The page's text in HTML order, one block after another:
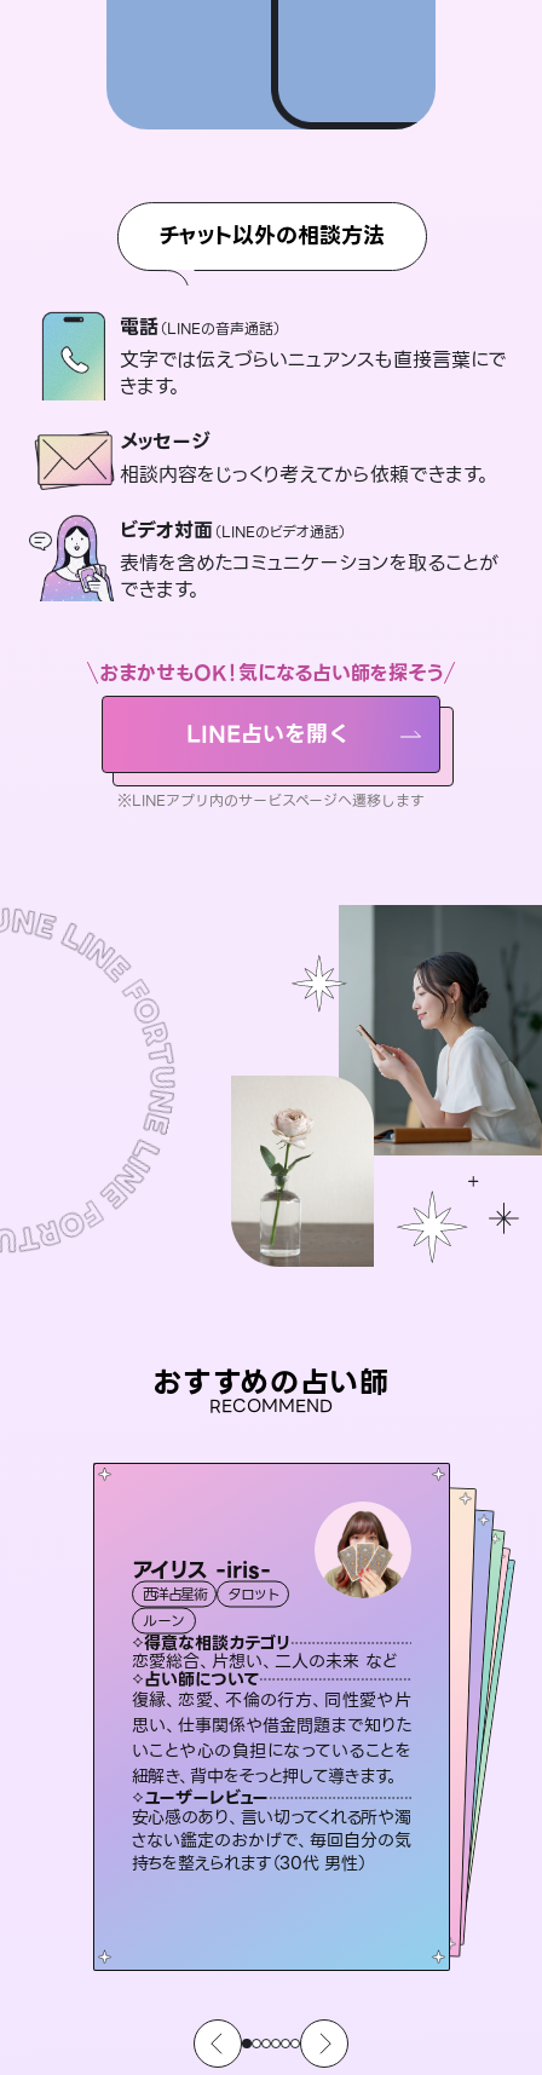
チャット以外の相談方法
電話（LINEの音声通話）
文字では伝えづらいニュアンスも直接言葉にで
きます。
メッセージ
相談内容をじっくり考えてから依頼できます。
ビデオ対面（LINEのビデオ通話）
表情を含めたコミュニケーションを取ることが
できます。
おまかせもOK！気になる占い師を探そう
LINE占いを開く
※LINEアプリ内のサービスページへ遷移します
おすすめの占い師
RECOMMEND
アイリス -iris-
西洋占星術
タロット
ルーン
得意な相談カテゴリ
恋愛総合、片想い、二人の未来 など
占い師について
復縁、恋愛、不倫の行方、同性愛や片
思い、仕事関係や借金問題まで知りた
いことや心の負担になっていることを
紐解き、背中をそっと押して導きます。
ユーザーレビュー
安心感のあり、言い切ってくれる所や濁
さない鑑定のおかげで、毎回自分の気
持ちを整えられます（30代 男性）
おう 霊感オラクル
霊視・オーラ
オラクルカード
得意な相談カテゴリ
恋愛総合、あの人の気持ち など
占い師について
霊視×オラクルカードを使って「今」と
「未来」そして「気になるあの人の気持
ち」まで丁寧に読み解き、恋や人生のヒ
ントを優しく引き出します。
ユーザーレビュー
不安な気持ちが嘘みたいに晴れまし
た…！よく視えていらっしゃるんだなと
感じました（40代 女性）
未来視師＊花
霊視・オーラ
スピリチュアル・リーディング
得意な相談カテゴリ
出逢い、片想い、復縁 など
占い師について
未来には何パターンもの選択肢があり
ます。不安で視えにくくなっているあな
たの素敵な未来を見つけ、その未来を
選択できるようアドバイスします。
ユーザーレビュー
職場の人の性質や人間関係、本心など
本当によく視えていてびっくり。対策が
打てて前向きになれます（40代）
セラピスト理恵
霊視・オーラ
スピリチュアル・リーディング
得意な相談カテゴリ
片想い、二人の未来、年の差 など
占い師について
連絡再開、復縁、成就などの報告実績多数。セラピストとして2万超の施術経験があるからこそできる鑑定で、より良い未来をサポートします。
ユーザーレビュー
とても心温まる鑑定でした。しかもこち
らは何も言っていないのに視えていらっ
しゃるんだなと驚きです（30代女性）
桃源珠羽
スピリチュアル・リーディング
得意な相談カテゴリ
片想い、あの人の気持ち、復縁 など
占い師について
恋愛のお悩みの中でも特に「曖昧な関
係」の相談を得意としており、友達以上
恋人未満なお相手との今後や本音を丁
寧に読み解き恋愛成就へと導きます。
ユーザーレビュー
鑑定していただいてアドバイス通りに行
動すると仲が復活してきました。ありが
とうございました（40代 女性）
彗望
霊視・オーラ
スピリチュアル・リーディング
得意な相談カテゴリ
片想い、あの人の気持ち、復縁 など
占い師について
3,700年以上の歴史を持つ東洋最古の
占術「易占」で詳細まで占い、幸せへ向
かう道筋を示します。厳しい結果にも具
体的な対策をお伝えします。
ユーザーレビュー
複雑な背景もしっかり聞いて鑑定して
いただけました。気持ちが楽になりまし
た（50代 女性）